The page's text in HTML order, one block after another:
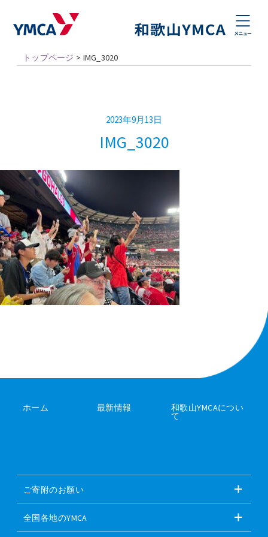
トップページ > IMG_3020
2023年9月13日
IMG_3020
ホーム 最新情報 和歌山YMCAについ
て
ご寄附のお願い
全国各地のYMCA